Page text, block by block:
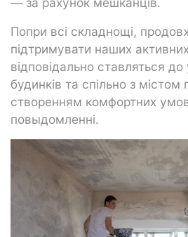
Попри всі складнощі,
підтримувати наших
відповідально ставляться
будинків та спільно з
створенням комфортних
повыдомленні.